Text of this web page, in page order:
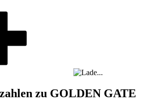
zu GOLDEN GATE